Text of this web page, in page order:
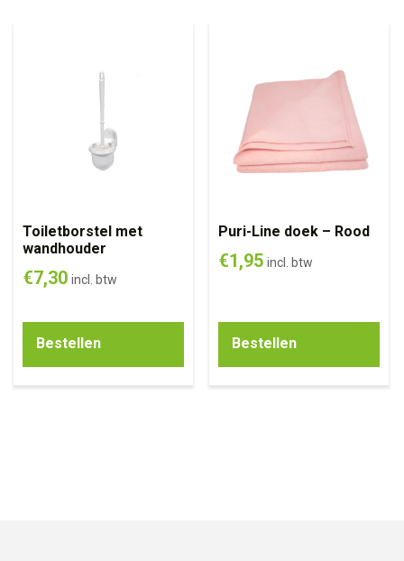
Toiletborstel met
wandhouder
€7,30 incl. btw
Bestellen
Puri-Line doek – Rood
€1,95 incl. btw
Bestellen